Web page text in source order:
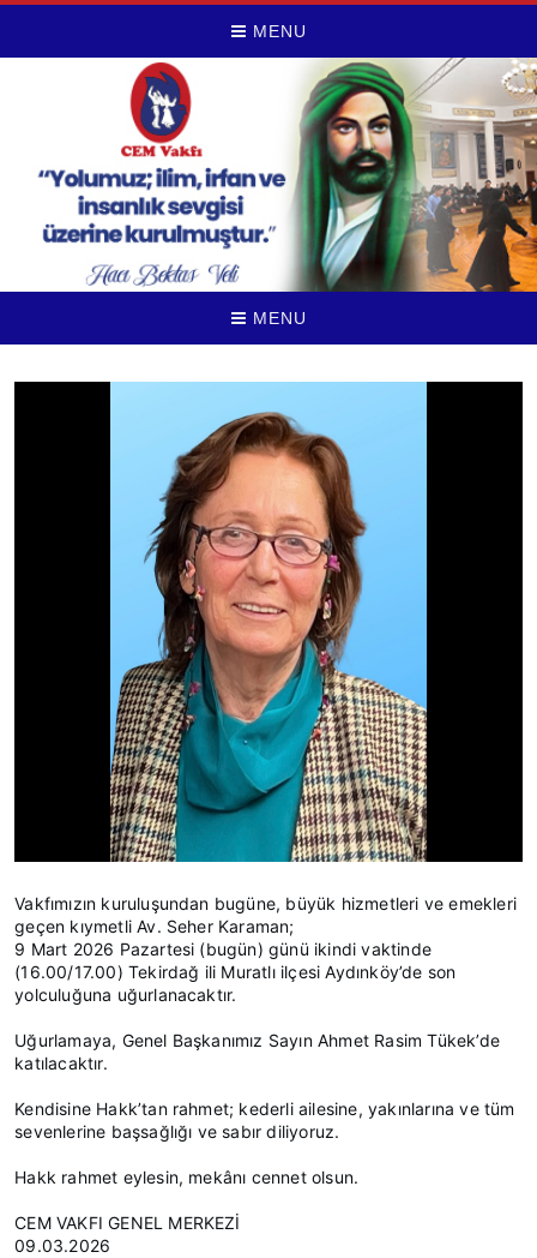
MENU
MENU
Vakfımızın kuruluşundan bugüne, büyük hizmetleri ve emekleri
geçen kıymetli Av. Seher Karaman;
9 Mart 2026 Pazartesi (bugün) günü ikindi vaktinde
(16.00/17.00) Tekirdağ ili Muratlı ilçesi Aydınköy’de son
yolculuğuna uğurlanacaktır.
Uğurlamaya, Genel Başkanımız Sayın Ahmet Rasim Tükek’de
katılacaktır.
Kendisine Hakk’tan rahmet; kederli ailesine, yakınlarına ve tüm
sevenlerine başsağlığı ve sabır diliyoruz.
Hakk rahmet eylesin, mekânı cennet olsun.
CEM VAKFI GENEL MERKEZİ
09.03.2026